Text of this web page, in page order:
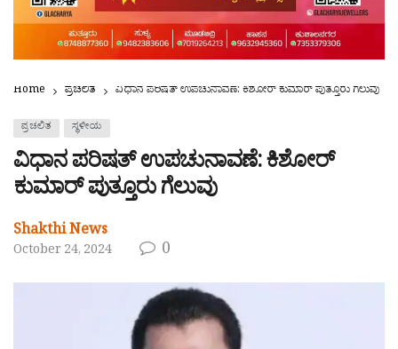
Home ಪ್ರಚಲಿತ ವಿಧಾನ ಪರಿಷತ್ ಉಪಚುನಾವಣೆ: ಕಿಶೋರ್ ಕುಮಾರ್ ಪುತ್ತೂರು ಗೆಲುವು
ಪ್ರಚಲಿತ ಸ್ಥಳೀಯ
ವಿಧಾನ ಪರಿಷತ್ ಉಪಚುನಾವಣೆ: ಕಿಶೋರ್
ಕುಮಾರ್ ಪುತ್ತೂರು ಗೆಲುವು
Shakthi News
October 24, 2024 0